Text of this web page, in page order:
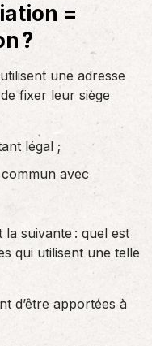
=
?
une adresse
fixer leur siège
légal ;
avec
suivante : quel est
qui utilisent une telle
d’être apportées à